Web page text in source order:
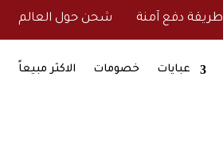
شحن حول العالم طريقة دفع آمنة
الاكثر مبيعاً خصومات عبايات